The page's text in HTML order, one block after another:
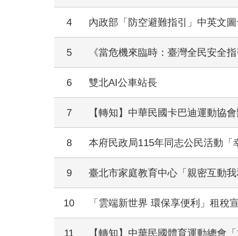
4 內政部「防空避難指引」中英文
5 《當危機來臨時：臺灣全民安全
6 雙北AI公車站長
7 【轉知】中華民國卡巴迪運動協
8 本府民政局115年同志公民活動
9 臺北市家庭教育中心「親密互動
10 「雲端新世界 環保享便利」租稅
11 【轉知】中華民國體育運動總會